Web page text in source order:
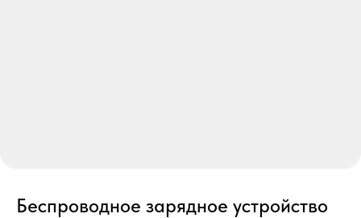
Беспроводное зарядное устройство